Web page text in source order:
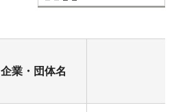
企業・団体名